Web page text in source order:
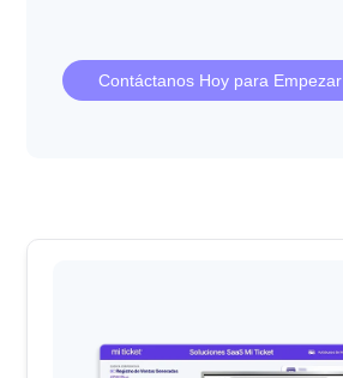
Contáctanos Hoy para Empezar